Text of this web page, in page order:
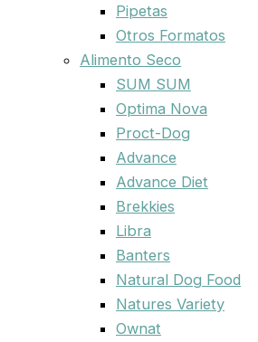
Pipetas
Otros Formatos
Alimento Seco
SUM SUM
Optima Nova
Proct-Dog
Advance
Advance Diet
Brekkies
Libra
Banters
Natural Dog Food
Natures Variety
Ownat